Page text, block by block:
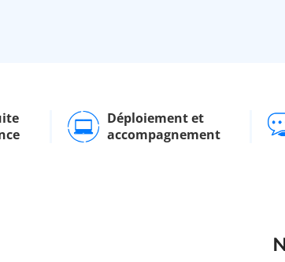
Déploiement et
accompagnement